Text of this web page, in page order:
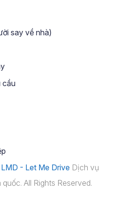
say về nhà)
cầu
LMD - Let Me Drive Dịch vụ
All Rights Reserved.